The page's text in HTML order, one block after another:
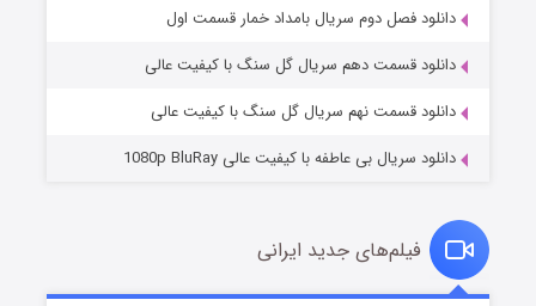
قسمت۲ (زیرنویس) منتشر شد
دانلود فصل دوم سریال بامداد خمار قسمت اول
دانلود قسمت دهم سریال گل سنگ با کیفیت عالی
دانلود قسمت نهم سریال گل سنگ با کیفیت عالی
دانلود سریال بی عاطفه با کیفیت عالی 1080p BluRay
فیلم‌های جدید ایرانی